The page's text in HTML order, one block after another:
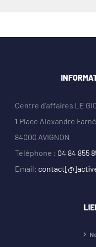
Centre d’affaires LE
1 Place Alexandre
84000 AVIGNON
Téléphone : 04 84 855
Email: